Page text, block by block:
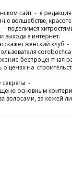
сайт - е редакция
о волшебстве,
- поделимся
выхода в интернет.
женский
беспроцентная
о ценах на
секреты -
основным
волосами, за кожей